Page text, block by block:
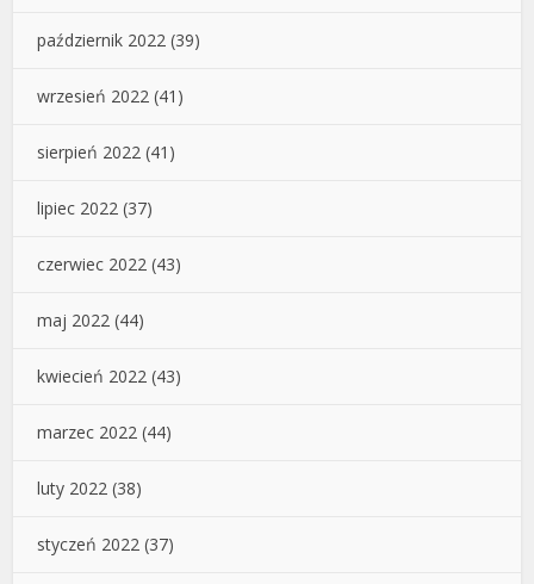
październik 2022 (39)
wrzesień 2022 (41)
sierpień 2022 (41)
lipiec 2022 (37)
czerwiec 2022 (43)
maj 2022 (44)
kwiecień 2022 (43)
marzec 2022 (44)
luty 2022 (38)
styczeń 2022 (37)